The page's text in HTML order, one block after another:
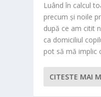
Luând în calcul
precum şi noile
după ce am citit
ca domiciliul
pot să mă implic
CITESTE MAI